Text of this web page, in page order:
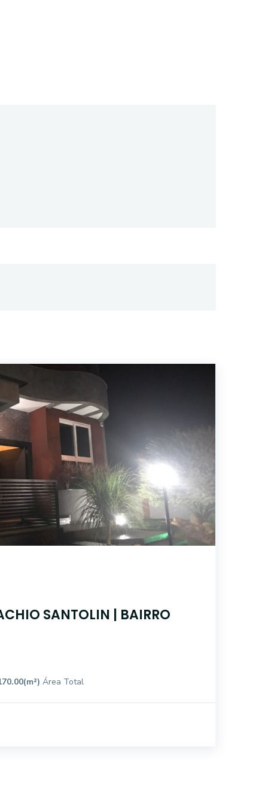
SANTOLIN | BAIRRO
Área Total